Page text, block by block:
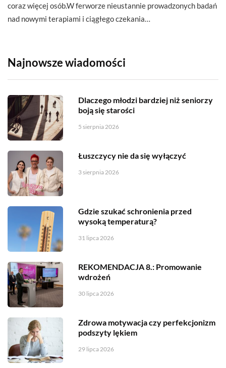
coraz więcej osób.W ferworze nieustannie prowadzonych badań
nad nowymi terapiami i ciągłego czekania…
Najnowsze wiadomości
Dlaczego młodzi bardziej niż seniorzy
boją się starości
5 sierpnia 2026
Łuszczycy nie da się wyłączyć
3 sierpnia 2026
Gdzie szukać schronienia przed
wysoką temperaturą?
31 lipca 2026
REKOMENDACJA 8.: Promowanie
wdrożeń
30 lipca 2026
Zdrowa motywacja czy perfekcjonizm
podszyty lękiem
29 lipca 2026